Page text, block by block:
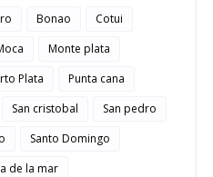
Bonao
Cotui
Monte plata
Plata
Punta cana
San cristobal
San pedro
Santo Domingo
de la mar